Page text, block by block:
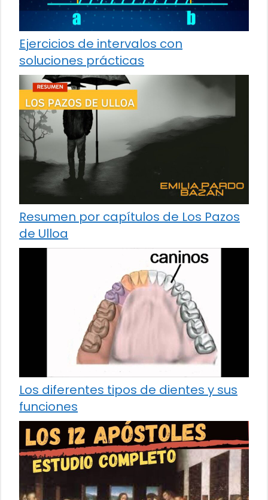
Ejercicios de intervalos con
soluciones prácticas
Resumen por capítulos de Los Pazos
de Ulloa
Los diferentes tipos de dientes y sus
funciones